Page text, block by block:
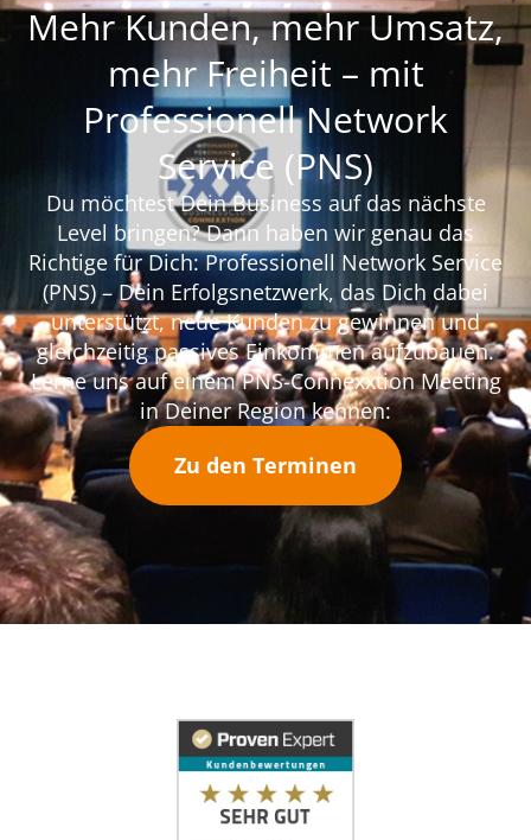
Mehr Kunden, mehr Umsatz,
mehr Freiheit – mit
Professionell Network
Service (PNS)
Du möchtest Dein Business auf das nächste
Level bringen? Dann haben wir genau das
Richtige für Dich: Professionell Network Service
(PNS) – Dein Erfolgsnetzwerk, das Dich dabei
unterstützt, neue Kunden zu gewinnen und
gleichzeitig passives Einkommen aufzubauen.
Lerne uns auf einem PNS-Connexxtion Meeting
in Deiner Region kennen:
Zu den Terminen